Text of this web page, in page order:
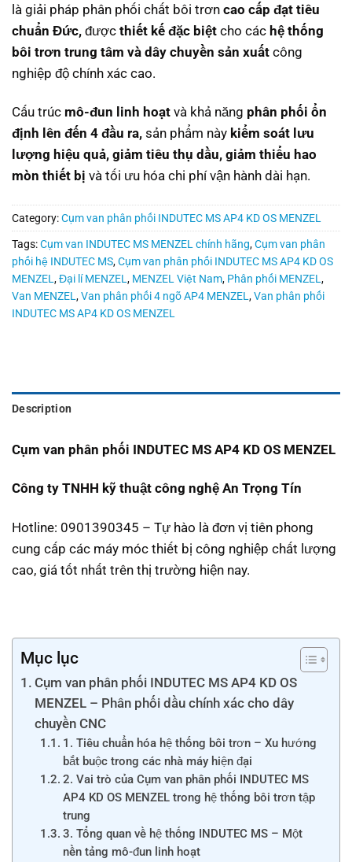
là giải pháp phân phối chất bôi trơn cao cấp đạt tiêu
chuẩn Đức, được thiết kế đặc biệt cho các hệ thống
bôi trơn trung tâm và dây chuyền sản xuất công
nghiệp độ chính xác cao.
Cấu trúc mô-đun linh hoạt và khả năng phân phối ổn
định lên đến 4 đầu ra, sản phẩm này kiểm soát lưu
lượng hiệu quả, giảm tiêu thụ dầu, giảm thiểu hao
mòn thiết bị và tối ưu hóa chi phí vận hành dài hạn.
Category:Cụm van phân phối INDUTEC MS AP4 KD OS MENZEL
Tags:Cụm van INDUTEC MS MENZEL chính hãng,Cụm van phân
phối hệ INDUTEC MS,Cụm van phân phối INDUTEC MS AP4 KD OS
MENZEL ,Đại lí MENZEL , MENZEL Việt Nam, Phân phối MENZEL ,
Van MENZEL ,Van phân phối 4 ngõ AP4 MENZEL ,Van phân phối
INDUTEC MS AP4 KD OS MENZEL
Description
Cụm van phân phối INDUTEC MS AP4 KD OS MENZEL
Công ty TNHH kỹ thuật công nghệ An Trọng Tín
Hotline: 0901390345 – Tự hào là đơn vị tiên phong
cung cấp các máy móc thiết bị công nghiệp chất lượng
cao, giá tốt nhất trên thị trường hiện nay.
Mục lục
Cụm van phân phối INDUTEC MS AP4 KD OS
MENZEL – Phân phối dầu chính xác cho dây
chuyền CNC
1. Tiêu chuẩn hóa hệ thống bôi trơn – Xu hướng
bắt buộc trong các nhà máy hiện đại
2. Vai trò của Cụm van phân phối INDUTEC MS
AP4 KD OS MENZEL trong hệ thống bôi trơn tập
trung
3. Tổng quan về hệ thống INDUTEC MS – Một
nền tảng mô-đun linh hoạt